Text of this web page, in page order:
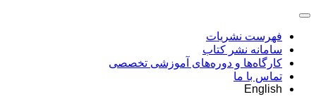
فهرست نشریات
سامانه نشر کتاب
کارگاه‌ها و دوره‌های آموزشی تخصصی
تماس با ما
English